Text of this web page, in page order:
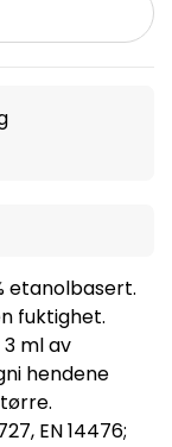
etanolbasert.
fuktighet.
ml av
hendene
EN 14476;